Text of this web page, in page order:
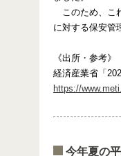
このため、こ
に対する保安管
《出所・参考》
経済産業省「
https://
今年夏の